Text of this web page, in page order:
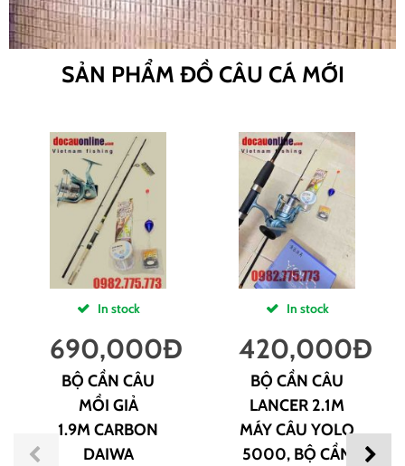
SẢN PHẨM ĐỒ CÂU CÁ MỚI
In stock
690,000Đ
BỘ CẦN CÂU
MỒI GIẢ
1.9M CARBON
DAIWA
In stock
420,000Đ
BỘ CẦN CÂU
LANCER 2.1M
MÁY CÂU YOLO
5000, BỘ CẦN